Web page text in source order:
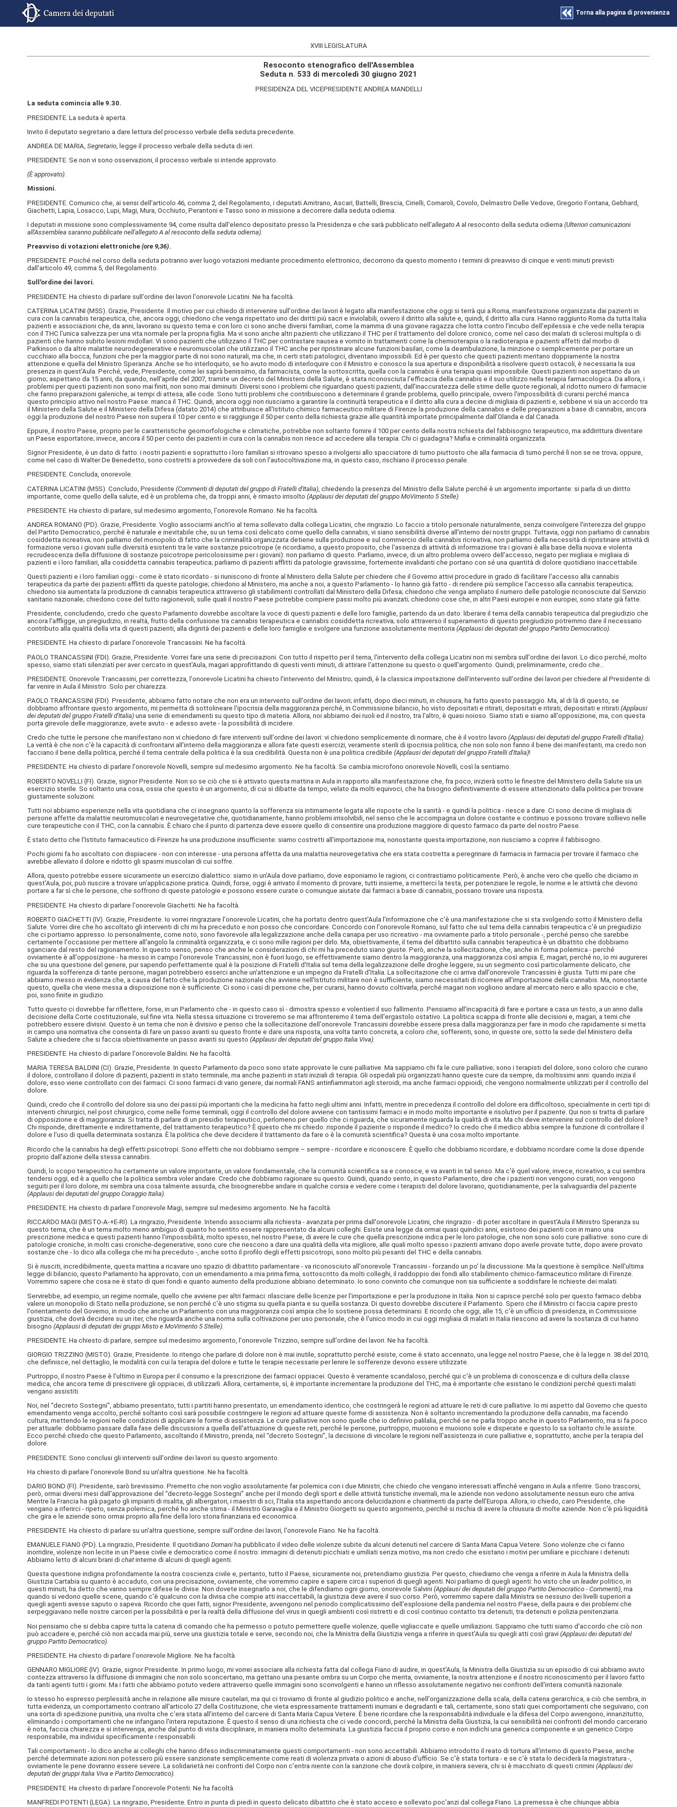
XVIII LEGISLATURA
Resoconto stenografico dell'Assemblea
Seduta n. 533 di mercoledì 30 giugno 2021
PRESIDENZA DEL VICEPRESIDENTE ANDREA MANDELLI
La seduta comincia alle 9.30.
PRESIDENTE. La seduta è aperta.
Invito il deputato segretario a dare lettura del processo verbale della seduta precedente.
ANDREA DE MARIA, Segretario, legge il processo verbale della seduta di ieri.
PRESIDENTE. Se non vi sono osservazioni, il processo verbale si intende approvato.
(È approvato).
Missioni.
PRESIDENTE. Comunico che, ai sensi dell'articolo 46, comma 2, del Regolamento, i deputati Amitrano, Ascari, Battelli, Brescia, Cirielli, Comaroli, Covolo, Delmastro Delle Vedove, Gregorio Fontana, Gebhard,
Giachetti, Lapia, Losacco, Lupi, Magi, Mura, Occhiuto, Perantoni e Tasso sono in missione a decorrere dalla seduta odierna.
I deputati in missione sono complessivamente 94, come risulta dall'elenco depositato presso la Presidenza e che sarà pubblicato nell'allegato Aal resoconto della seduta odierna (Ulteriori comunicazioni
all'Assemblea saranno pubblicate nell'allegato A al resoconto della seduta odierna).
Preavviso di votazioni elettroniche (ore 9,36).
PRESIDENTE. Poiché nel corso della seduta potranno aver luogo votazioni mediante procedimento elettronico, decorrono da questo momento i termini di preavviso di cinque e venti minuti previsti
dall'articolo 49, comma 5, del Regolamento.
Sull'ordine dei lavori.
PRESIDENTE. Ha chiesto di parlare sull'ordine dei lavori l'onorevole Licatini. Ne ha facoltà.
CATERINA LICATINI (M5S). Grazie, Presidente. Il motivo per cui chiedo di intervenire sull'ordine dei lavori è legato alla manifestazione che oggi si terrà qui a Roma, manifestazione organizzata dai pazienti in
cura con la cannabis terapeutica, che, ancora oggi, chiedono che venga rispettato uno dei diritti più sacri e inviolabili, ovvero il diritto alla salute e, quindi, il diritto alla cura. Hanno raggiunto Roma da tutta Italia
pazienti e associazioni che, da anni, lavorano su questo tema e con loro ci sono anche diversi familiari, come la mamma di una giovane ragazza che lotta contro l'incubo dell'epilessia e che vede nella terapia
con il THC l'unica salvezza per una vita normale per la propria figlia. Ma vi sono anche altri pazienti che utilizzano il THC per il trattamento del dolore cronico, come nel caso dei malati di sclerosi multipla o di
pazienti che hanno subito lesioni midollari. Vi sono pazienti che utilizzano il THC per contrastare nausea e vomito in trattamenti come la chemioterapia o la radioterapia e pazienti affetti dal morbo di
Parkinson o da altre malattie neurodegenerative e neuromuscolari che utilizzano il THC anche per ripristinare alcune funzioni basilari, come la deambulazione, la minzione o semplicemente per portare un
cucchiaio alla bocca, funzioni che per la maggior parte di noi sono naturali, ma che, in certi stati patologici, diventano impossibili. Ed è per questo che questi pazienti meritano doppiamente la nostra
attenzione e quella del Ministro Speranza. Anche se ho interloquito, se ho avuto modo di interloquire con il Ministro e conosco la sua apertura e disponibilità a risolvere questi ostacoli, è necessaria la sua
presenza in quest'Aula. Perché, vede, Presidente, come lei saprà benissimo, da farmacista, come la sottoscritta, quella con la cannabis è una terapia quasi impossibile. Questi pazienti non aspettano da un
giorno; aspettano da 15 anni, da quando, nell'aprile del 2007, tramite un decreto del Ministero della Salute, è stata riconosciuta l'efficacia della cannabis e il suo utilizzo nella terapia farmacologica. Da allora, i
problemi per questi pazienti non sono mai finiti, non sono mai diminuiti. Diversi sono i problemi che riguardano questi pazienti, dall'inaccuratezza delle stime delle quote regionali, al ridotto numero di farmacie
che fanno preparazioni galeniche, ai tempi di attesa, alle code. Sono tutti problemi che contribuiscono a determinare il grande problema, quello principale, ovvero l'impossibilità di curarsi perché manca
questo principio attivo nel nostro Paese: manca il THC. Quindi, ancora oggi non riusciamo a garantire la continuità terapeutica e il diritto alla cura a decine di migliaia di pazienti e, sebbene vi sia un accordo tra
il Ministero della Salute e il Ministero della Difesa (datato 2014) che attribuisce all'Istituto chimico farmaceutico militare di Firenze la produzione della cannabis e delle preparazioni a base di cannabis, ancora
oggi la produzione del nostro Paese non supera il 10 per cento e si raggiunge il 50 per cento della richiesta grazie alle quantità importate principalmente dall'Olanda e dal Canada.
Eppure, il nostro Paese, proprio per le caratteristiche geomorfologiche e climatiche, potrebbe non soltanto fornire il 100 per cento della nostra richiesta del fabbisogno terapeutico, ma addirittura diventare
un Paese esportatore; invece, ancora il 50 per cento dei pazienti in cura con la cannabis non riesce ad accedere alla terapia. Chi ci guadagna? Mafia e criminalità organizzata.
Signor Presidente, è un dato di fatto: i nostri pazienti e soprattutto i loro familiari si ritrovano spesso a rivolgersi allo spacciatore di turno piuttosto che alla farmacia di turno perché lì non se ne trova; oppure,
come nel caso di Walter De Benedetto, sono costretti a provvedere da soli con l'autocoltivazione ma, in questo caso, rischiano il processo penale.
PRESIDENTE. Concluda, onorevole.
CATERINA LICATINI (M5S). Concludo, Presidente (Commenti di deputati del gruppo di Fratelli d'Italia), chiedendo la presenza del Ministro della Salute perché è un argomento importante: si parla di un diritto
importante, come quello della salute, ed è un problema che, da troppi anni, è rimasto irrisolto (Applausi dei deputati del gruppo MoVimento 5 Stelle).
PRESIDENTE. Ha chiesto di parlare, sul medesimo argomento, l'onorevole Romano. Ne ha facoltà.
ANDREA ROMANO (PD). Grazie, Presidente. Voglio associarmi anch'io al tema sollevato dalla collega Licatini, che ringrazio. Lo faccio a titolo personale naturalmente, senza coinvolgere l'interezza del gruppo
del Partito Democratico, perché è naturale e inevitabile che, su un tema così delicato come quello della cannabis, vi siano sensibilità diverse all'interno dei nostri gruppi. Tuttavia, oggi non parliamo di cannabis
cosiddetta ricreativa; non parliamo del monopolio di fatto che la criminalità organizzata detiene sulla produzione e sul commercio della cannabis ricreativa; non parliamo della necessità di ripristinare attività di
formazione verso i giovani sulle diversità esistenti tra le varie sostanze psicotrope (e ricordiamo, a questo proposito, che l'assenza di attività di informazione tra i giovani è alla base della nuova e violenta
recrudescenza della diffusione di sostanze psicotrope pericolosissime per i giovani): non parliamo di questo. Parliamo, invece, di un altro problema ovvero dell'accesso, negato per migliaia e migliaia di
pazienti e i loro familiari, alla cosiddetta cannabis terapeutica; parliamo di pazienti afflitti da patologie gravissime, fortemente invalidanti che portano con sé una quantità di dolore quotidiano inaccettabile.
Questi pazienti e i loro familiari oggi - come è stato ricordato - si riuniscono di fronte al Ministero della Salute per chiedere che il Governo attivi procedure in grado di facilitare l'accesso alla cannabis
terapeutica da parte dei pazienti afflitti da queste patologie; chiedono al Ministero, ma anche a noi, a questo Parlamento - lo hanno già fatto - di rendere più semplice l'accesso alla cannabis terapeutica;
chiedono sia aumentata la produzione di cannabis terapeutica attraverso gli stabilimenti controllati dal Ministero della Difesa; chiedono che venga ampliato il numero delle patologie riconosciute dal Servizio
sanitario nazionale; chiedono cose del tutto ragionevoli, sulle quali il nostro Paese potrebbe compiere passi molto più avanzati; chiedono cose che, in altri Paesi europei e non europei, sono state già fatte.
Presidente, concludendo, credo che questo Parlamento dovrebbe ascoltare la voce di questi pazienti e delle loro famiglie, partendo da un dato: liberare il tema della cannabis terapeutica dal pregiudizio che
ancora l'affligge, un pregiudizio, in realtà, frutto della confusione tra cannabis terapeutica e cannabis cosiddetta ricreativa; solo attraverso il superamento di questo pregiudizio potremmo dare il necessario
contributo alla qualità della vita di questi pazienti, alla dignità dei pazienti e delle loro famiglie e svolgere una funzione assolutamente meritoria (Applausi dei deputati del gruppo Partito Democratico).
PRESIDENTE. Ha chiesto di parlare l'onorevole Trancassini. Ne ha facoltà.
PAOLO TRANCASSINI (FDI). Grazie, Presidente. Vorrei fare una serie di precisazioni. Con tutto il rispetto per il tema, l'intervento della collega Licatini non mi sembra sull'ordine dei lavori. Lo dico perché, molto
spesso, siamo stati silenziati per aver cercato in quest'Aula, magari approfittando di questi venti minuti, di attirare l'attenzione su questo o quell'argomento. Quindi, preliminarmente, credo che…
PRESIDENTE. Onorevole Trancassini, per correttezza, l'onorevole Licatini ha chiesto l'intervento del Ministro; quindi, è la classica impostazione dell'intervento sull'ordine dei lavori per chiedere al Presidente di
far venire in Aula il Ministro. Solo per chiarezza.
PAOLO TRANCASSINI (FDI). Presidente, abbiamo fatto notare che non era un intervento sull'ordine dei lavori; infatti, dopo dieci minuti, in chiusura, ha fatto questo passaggio. Ma, al di là di questo, se
dobbiamo affrontare questo argomento, mi permetta di sottolineare l'ipocrisia della maggioranza perché, in Commissione bilancio, ho visto depositati e ritirati, depositati e ritirati, depositati e ritirati (Applausi
dei deputati del gruppo Fratelli d'Italia)una serie di emendamenti su questo tipo di materia. Allora, noi abbiamo dei ruoli ed il nostro, tra l'altro, è quasi noioso. Siamo stati e siamo all'opposizione, ma, con questa
porta girevole delle maggioranze, avete avuto - e adesso avete - la possibilità di incidere.
Credo che tutte le persone che manifestano non vi chiedono di fare interventi sull'ordine dei lavori: vi chiedono semplicemente di normare, che è il vostro lavoro (Applausi dei deputati del gruppo Fratelli d'Italia).
La verità è che non c'è la capacità di confrontarvi all'interno della maggioranza e allora fate questi esercizi, veramente sterili di ipocrisia politica, che non solo non fanno il bene dei manifestanti, ma credo non
facciano il bene della politica, perché il tema centrale della politica è la sua credibilità. Questa non è una politica credibile (Applausi dei deputati del gruppo Fratelli d'Italia)!
PRESIDENTE. Ha chiesto di parlare l'onorevole Novelli, sempre sul medesimo argomento. Ne ha facoltà. Se cambia microfono onorevole Novelli, così la sentiamo.
ROBERTO NOVELLI (FI). Grazie, signor Presidente. Non so se ciò che si è attivato questa mattina in Aula in rapporto alla manifestazione che, fra poco, inizierà sotto le finestre del Ministero della Salute sia un
esercizio sterile. So soltanto una cosa, ossia che questo è un argomento, di cui si dibatte da tempo, velato da molti equivoci, che ha bisogno definitivamente di essere attenzionato dalla politica per trovare
giustamente soluzioni.
Tutti noi abbiamo esperienze nella vita quotidiana che ci insegnano quanto la sofferenza sia intimamente legata alle risposte che la sanità - e quindi la politica - riesce a dare. Ci sono decine di migliaia di
persone affette da malattie neuromuscolari e neurovegetative che, quotidianamente, hanno problemi irrisolvibili, nel senso che le accompagna un dolore costante e continuo e possono trovare sollievo nelle
cure terapeutiche con il THC, con la cannabis. È chiaro che il punto di partenza deve essere quello di consentire una produzione maggiore di questo farmaco da parte del nostro Paese.
È stato detto che l'Istituto farmaceutico di Firenze ha una produzione insufficiente: siamo costretti all'importazione ma, nonostante questa importazione, non riusciamo a coprire il fabbisogno.
Pochi giorni fa ho ascoltato con dispiacere - non con interesse - una persona affetta da una malattia neurovegetativa che era stata costretta a peregrinare di farmacia in farmacia per trovare il farmaco che
avrebbe alleviato il dolore e ridotto gli spasmi muscolari di cui soffre.
Allora, questo potrebbe essere sicuramente un esercizio dialettico: siamo in un'Aula dove parliamo, dove esponiamo le ragioni, ci contrastiamo politicamente. Però, è anche vero che quello che diciamo in
quest'Aula, poi, può riuscire a trovare un'applicazione pratica. Quindi, forse, oggi è arrivato il momento di provare, tutti insieme, a metterci la testa, per potenziare le regole, le norme e le attività che devono
portare a far sì che le persone, che soffrono di queste patologie e possono essere curate o comunque aiutate dai farmaci a base di cannabis, possano trovare una risposta.
PRESIDENTE. Ha chiesto di parlare l'onorevole Giachetti. Ne ha facoltà.
ROBERTO GIACHETTI (IV). Grazie, Presidente. Io vorrei ringraziare l'onorevole Licatini, che ha portato dentro quest'Aula l'informazione che c'è una manifestazione che si sta svolgendo sotto il Ministero della
Salute. Vorrei dire che ho ascoltato gli interventi di chi mi ha preceduto e non posso che concordare. Concordo con l'onorevole Romano, sul fatto che sul tema della cannabis terapeutica c'è un pregiudizio
che ci portiamo appresso. Io personalmente, come noto, sono favorevole alla legalizzazione anche della canapa per uso ricreativo - ma ovviamente parlo a titolo personale -, perché penso che sarebbe
certamente l'occasione per mettere all'angolo la criminalità organizzata, e ci sono mille ragioni per dirlo. Ma, obiettivamente, il tema del dibattito sulla cannabis terapeutica è un dibattito che dobbiamo
sganciare dal resto del ragionamento. In questo senso, penso che anche le considerazioni di chi mi ha preceduto siano giuste. Però, anche la sollecitazione, che, anche in forma polemica - perché
ovviamente è all'opposizione - ha messo in campo l'onorevole Trancassini, non è fuori luogo, se effettivamente siamo dentro la maggioranza, una maggioranza così ampia. E, magari, perché no, io mi augurerei
che su una questione del genere, pur sapendo perfettamente qual è la posizione di Fratelli d'Italia sul tema della legalizzazione delle droghe leggere, su un segmento così particolarmente delicato, che
riguarda la sofferenza di tante persone, magari potrebbero esserci anche un'attenzione e un impegno da Fratelli d'Italia. La sollecitazione che ci arriva dall'onorevole Trancassini è giusta. Tutti mi pare che
abbiamo messo in evidenza che, a causa del fatto che la produzione nazionale che avviene nell'Istituto militare non è sufficiente, siamo necessitati di ricorrere all'importazione della cannabis. Ma, nonostante
questo, quella che viene messa a disposizione non è sufficiente. Ci sono i casi di persone che, per curarsi, hanno dovuto coltivarla, perché magari non vogliono andare al mercato nero e allo spaccio e che,
poi, sono finite in giudizio.
Tutto questo ci dovrebbe far riflettere, forse, in un Parlamento che - in questo caso sì - dimostra spesso e volentieri il suo fallimento. Pensiamo all'incapacità di fare e portare a casa un testo, a un anno dalla
decisione della Corte costituzionale, sul fine vita. Nella stessa situazione ci troveremo se mai affronteremo il tema dell'ergastolo ostativo. La politica scappa di fronte alle decisioni e, magari, a temi che
potrebbero essere divisivi. Questo è un tema che non è divisivo e penso che la sollecitazione dell'onorevole Trancassini dovrebbe essere presa dalla maggioranza per fare in modo che rapidamente si metta
in campo una normativa che consenta di fare un passo avanti su questo fronte e dare una risposta, una volta tanto concreta, a coloro che, sofferenti, sono, in queste ore, sotto la sede del Ministero della
Salute a chiedere che si faccia obiettivamente un passo avanti su questo (Applausi dei deputati del gruppo Italia Viva).
PRESIDENTE. Ha chiesto di parlare l'onorevole Baldini. Ne ha facoltà.
MARIA TERESA BALDINI (CI). Grazie, Presidente. In questo Parlamento da poco sono state approvate le cure palliative. Ma sappiamo chi fa le cure palliative; sono i terapisti del dolore, sono coloro che curano
il dolore, controllano il dolore di pazienti, pazienti in stato terminale, ma anche pazienti in stati iniziali di terapia. Gli ospedali più organizzati hanno queste cure da sempre, da moltissimi anni: quando inizia il
dolore, esso viene controllato con dei farmaci. Ci sono farmaci di vario genere, dai normali FANS antinfiammatori agli steroidi, ma anche farmaci oppioidi, che vengono normalmente utilizzati per il controllo del
dolore.
Quindi, credo che il controllo del dolore sia uno dei passi più importanti che la medicina ha fatto negli ultimi anni. Infatti, mentre in precedenza il controllo del dolore era difficoltoso, specialmente in certi tipi di
interventi chirurgici, nel post chirurgico, come nelle forme terminali, oggi il controllo del dolore avviene con tantissimi farmaci e in modo molto importante e risolutivo per il paziente. Qui non si tratta di parlare
di opposizione e di maggioranza. Si tratta di parlare di un presidio terapeutico, perlomeno per quello che ci riguarda, che sicuramente riguarda la qualità di vita. Ma chi deve intervenire sul controllo del dolore?
Chi risponde, direttamente e indirettamente, del trattamento terapeutico? È questo che mi chiedo: risponde il paziente o risponde il medico? Io credo che il medico abbia sempre la funzione di controllare il
dolore e l'uso di quella determinata sostanza. È la politica che deve decidere il trattamento da fare o è la comunità scientifica? Questa è una cosa molto importante.
Ricordo che la cannabis ha degli effetti psicotropi. Sono effetti che noi dobbiamo sempre – sempre - ricordare e riconoscere. È quello che dobbiamo ricordare, e dobbiamo ricordare come la dose dipende
proprio dall'azione della stessa cannabis.
Quindi, lo scopo terapeutico ha certamente un valore importante, un valore fondamentale, che la comunità scientifica sa e conosce, e va avanti in tal senso. Ma c'è quel valore, invece, ricreativo, a cui sembra
tendersi oggi, ed è a quello che la politica sembra voler andare. Credo che dobbiamo ragionare su questo. Quindi, quando sento, in questo Parlamento, dire che i pazienti non vengono curati, non vengono
seguiti per il loro dolore, mi sembra una cosa talmente assurda, che bisognerebbe andare in qualche corsia e vedere come i terapisti del dolore lavorano, quotidianamente, per la salvaguardia del paziente
(Applausi dei deputati del gruppo Coraggio Italia).
PRESIDENTE. Ha chiesto di parlare l'onorevole Magi, sempre sul medesimo argomento. Ne ha facoltà.
RICCARDO MAGI (MISTO-A-+E-RI). La ringrazio, Presidente. Intendo associarmi alla richiesta - avanzata per prima dall'onorevole Licatini, che ringrazio - di poter ascoltare in quest'Aula il Ministro Speranza su
questo tema, che è un tema molto meno ambiguo di quanto ho sentito essere rappresentato da alcuni colleghi. Esiste una legge da ormai quasi quindici anni, esistono dei pazienti con in mano una
prescrizione medica e questi pazienti hanno l'impossibilità, molto spesso, nel nostro Paese, di avere le cure che quella prescrizione indica per le loro patologie, che non sono solo cure palliative: sono cure di
patologie croniche, in molti casi croniche-degenerative, sono cure che riescono a dare una qualità della vita migliore, alle quali molto spesso i pazienti arrivano dopo averle provate tutte, dopo avere provato
sostanze che - lo dico alla collega che mi ha preceduto -, anche sotto il profilo degli effetti psicotropi, sono molto più pesanti del THC e della cannabis.
Si è riusciti, incredibilmente, questa mattina a ricavare uno spazio di dibattito parlamentare - va riconosciuto all'onorevole Trancassini - forzando un po' la discussione. Ma la questione è semplice. Nell'ultima
legge di bilancio, questo Parlamento ha approvato, con un emendamento a mia prima firma, sottoscritto da molti colleghi, il raddoppio dei fondi allo stabilimento chimico-farmaceutico militare di Firenze.
Vorremmo sapere che cosa ne è stato di quei fondi e quanto aumento della produzione abbiano determinato. Io sono convinto che comunque non sia sufficiente a soddisfare le richieste dei malati.
Servirebbe, ad esempio, un regime normale, quello che avviene per altri farmaci: rilasciare delle licenze per l'importazione e per la produzione in Italia. Non si capisce perché solo per questo farmaco debba
valere un monopolio di Stato nella produzione, se non perché c'è uno stigma su quella pianta e su quella sostanza. Di questo dovrebbe discutere il Parlamento. Spero che il Ministro ci faccia capire presto
l'orientamento del Governo, in modo che anche un Parlamento con una maggioranza così ampia che lo sostiene possa determinarsi. E ricordo che oggi, alle 15, c'è un ufficio di presidenza, in Commissione
giustizia, che dovrà decidere su un iter, che riguarda anche una norma sulla coltivazione per uso personale, che è l'unico modo in cui oggi migliaia di malati in Italia riescono ad avere la sostanza di cui hanno
bisogno (Applausi di deputati dei gruppi Misto e MoVimento 5 Stelle).
PRESIDENTE. Ha chiesto di parlare, sempre sul medesimo argomento, l'onorevole Trizzino, sempre sull'ordine dei lavori. Ne ha facoltà.
GIORGIO TRIZZINO (MISTO). Grazie, Presidente. Io ritengo che parlare di dolore non è mai inutile, soprattutto perché esiste, come è stato accennato, una legge nel nostro Paese, che è la legge n. 38 del 2010,
che definisce, nel dettaglio, le modalità con cui la terapia del dolore e tutte le terapie necessarie per lenire le sofferenze devono essere utilizzate.
Purtroppo, il nostro Paese è l'ultimo in Europa per il consumo e la prescrizione dei farmaci oppiacei. Questo è veramente scandaloso, perché qui c'è un problema di conoscenza e di cultura della classe
medica, che ancora teme di prescrivere gli oppiacei, di utilizzarli. Allora, certamente, sì, è importante incrementare la produzione del THC, ma è importante che esistano le condizioni perché questi malati
vengano assistiti.
Noi, nel “decreto Sostegni”, abbiamo presentato, tutti i partiti hanno presentato, un emendamento identico, che costringerà le regioni ad attuare le reti di cure palliative. Io mi aspetto dal Governo che questo
emendamento venga accolto, perché soltanto così sarà possibile costringere le regioni ad attuare queste forme di assistenza. Non è soltanto incrementando la produzione della cannabis, ma facendo
cultura, mettendo le regioni nelle condizioni di applicare le forme di assistenza. Le cure palliative non sono quelle che io definivo palilalia, perché se ne parla troppo anche in questo Parlamento, ma si fa poco
per attuarle: dobbiamo passare dalla fase delle discussioni a quella dell'attuazione di queste reti, perché le persone, purtroppo, muoiono e muoiono sole e disperate e questo lo sa soltanto chi le assiste.
Ecco perché chiedo che questo Parlamento, ascoltando il Ministro, prenda, nel “decreto Sostegni”, la decisione di vincolare le regioni nell'assistenza in cure palliative e, soprattutto, anche per la terapia del
dolore.
PRESIDENTE. Sono conclusi gli interventi sull'ordine dei lavori su questo argomento.
Ha chiesto di parlare l'onorevole Bond su un'altra questione. Ne ha facoltà.
DARIO BOND (FI). Presidente, sarò brevissimo. Premetto che non voglio assolutamente far polemica con i due Ministri, che chiedo che vengano interessati affinché vengano in Aula a riferire. Sono trascorsi,
però, ormai diversi mesi dall'approvazione del “decreto-legge Sostegni” anche per il mondo degli sport e delle attività turistiche invernali, ma le aziende non vedono assolutamente nessun euro che arriva.
Mentre la Francia ha già pagato gli impianti di risalita, gli albergatori, i maestri di sci, l'Italia sta aspettando ancora delucidazioni e chiarimenti da parte dell'Europa. Allora, io chiedo, caro Presidente, che
vengano a riferirci - ripeto, senza polemica, perché ho anche stima - il Ministro Garavaglia e il Ministro Giorgetti su questo argomento, perché si rischia di avere la chiusura di molte aziende. Non c'è più liquidità
che gira e le aziende sono ormai proprio alla fine della loro storia finanziaria ed economica.
PRESIDENTE. Ha chiesto di parlare su un'altra questione, sempre sull'ordine dei lavori, l'onorevole Fiano. Ne ha facoltà.
EMANUELE FIANO (PD). La ringrazio, Presidente. Il quotidiano Domaniha pubblicato il video delle violenze subite da alcuni detenuti nel carcere di Santa Maria Capua Vetere. Sono violenze che ci fanno
inorridire, violenze non lecite in un Paese civile e democratico come il nostro: immagini di detenuti picchiati e umiliati senza motivo, ma non credo che esistano i motivi per umiliare e picchiare i detenuti.
Abbiamo letto di alcuni brani di chatinterne di alcuni di quegli agenti.
Questa questione indigna profondamente la nostra coscienza civile e, pertanto, tutto il Paese, sicuramente noi, pretendiamo giustizia. Per questo, chiediamo che venga a riferire in Aula la Ministra della
Giustizia Cartabia su quanto è accaduto, con una precisazione, ovviamente, che vorremmo capire e sapere circa i superiori di quegli agenti. Noi parliamo di quegli agenti: ho visto che un leaderpolitico, in
questi minuti, ha detto che vanno sempre difese le divise. Non dovete insegnarlo a noi, che le difendiamo ogni giorno, onorevole Salvini (Applausi dei deputati del gruppo Partito Democratico - Commenti), ma
quando si vedono quelle scene, quando c'è qualcuno con la divisa che compie atti inaccettabili, la giustizia deve avere il suo corso. Però, vorremmo sapere dalla Ministra se nessuno dei livelli superiori a
quegli agenti avesse saputo o sapeva. Ricordo che quei fatti, signor Presidente, avvengono nel periodo complicatissimo dell'esplosione della pandemia nel nostro Paese, della paura e dei problemi che
serpeggiavano nelle nostre carceri per la possibilità e per la realtà della diffusione del virus in quegli ambienti così ristretti e di così continuo contatto tra detenuti, tra detenuti e polizia penitenziaria.
Noi pensiamo che si debba capire tutta la catena di comando che ha permesso o potuto permettere quelle violenze, quelle vigliaccate e quelle umiliazioni. Sappiamo che tutti siamo d'accordo che ciò non
può accadere e, perché ciò non accada mai più, serve una giustizia totale e serve, secondo noi, che la Ministra della Giustizia venga a riferire in quest'Aula su quegli atti così gravi (Applausi dei deputati del
gruppo Partito Democratico).
PRESIDENTE. Ha chiesto di parlare l'onorevole Migliore. Ne ha facoltà.
GENNARO MIGLIORE (IV). Grazie, signor Presidente. In primo luogo, mi vorrei associare alla richiesta fatta dal collega Fiano di audire, in quest'Aula, la Ministra della Giustizia su un episodio di cui abbiamo avuto
contezza attraverso la diffusione di immagini che non solo sconcertano, ma gettano una pesante ombra su un Corpo che merita, ovviamente, la nostra attenzione e il nostro riconoscimento per il lavoro fatto
da tanti agenti tutti i giorni. Ma i fatti che abbiamo potuto vedere attraverso quelle immagini sono sconvolgenti e hanno un riflesso assolutamente negativo nei confronti dell'intera comunità nazionale.
Io stesso ho espresso perplessità anche in relazione alle misure cautelari, ma qui ci troviamo di fronte al giudizio politico e anche, nell'organizzazione della scala, della catena gerarchica, a ciò che sembra, in
tutta evidenza, un comportamento contrario all'articolo 27 della Costituzione, che vieta espressamente trattamenti inumani e degradanti e tali, certamente, sono stati quei comportamenti che seguivano, con
una sorta di spedizione punitiva, una rivolta che c'era stata all'interno del carcere di Santa Maria Capua Vetere. È bene ricordare che la responsabilità individuale e la difesa del Corpo avvengono, innanzitutto,
eliminando i comportamenti che ne infangano l'intera reputazione. È questo il senso di una richiesta che ci vede concordi, perché la Ministra della Giustizia, la cui sensibilità nei confronti del mondo carcerario
è nota, faccia chiarezza e si intervenga, anche dal punto di vista disciplinare, in maniera molto determinata. La giustizia faccia il proprio corso e non indichi una generica componente e un generico Corpo
responsabile, ma individui specificamente i responsabili.
Tali comportamenti - lo dico anche ai colleghi che hanno difeso indiscriminatamente questi comportamenti - non sono accettabili. Abbiamo introdotto il reato di tortura all'interno di questo Paese, anche
perché determinate azioni non potessero più essere sanzionate semplicemente come reati di violenza privata o azioni di abuso d'ufficio. Se c'è stata tortura - e se c'è stata lo deciderà la magistratura -,
ovviamente le pene dovranno essere severe. La solidarietà nei confronti del Corpo non c'entra niente con la sanzione che dovrà colpire, in maniera severa, chi si è macchiato di questi crimini (Applausi dei
deputati dei gruppi Italia Viva e Partito Democratico).
PRESIDENTE. Ha chiesto di parlare l'onorevole Potenti. Ne ha facoltà.
MANFREDI POTENTI (LEGA). La ringrazio, Presidente. Entro in punta di piedi in questo delicato dibattito che è stato acceso e sollevato poc'anzi dal collega Fiano. La premessa è che chiunque abbia
Torna alla pagina di provenienza